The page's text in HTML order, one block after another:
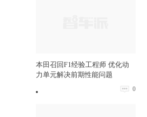
本田召回F1经验工程师 优化动
力单元解决前期性能问题
0